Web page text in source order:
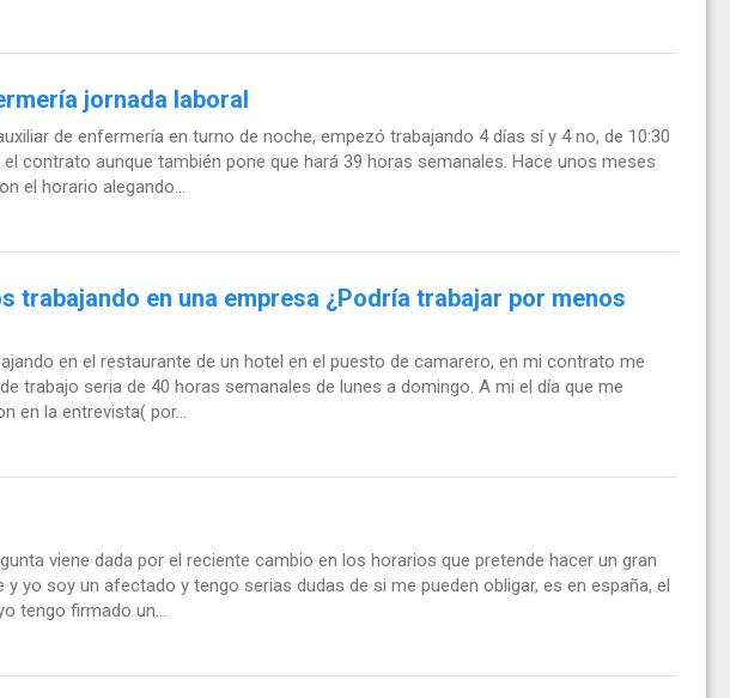
jornada laboral
de enfermería en turno de noche, empezó trabajando 4 días sí y 4 no, de 10:30
el contrato aunque también pone que hará 39 horas semanales. Hace unos meses
el horario alegando...
trabajando en una empresa ¿Podría trabajar por menos
en el restaurante de un hotel en el puesto de camarero, en mi contrato me
trabajo seria de 40 horas semanales de lunes a domingo. A mi el día que me
en la entrevista( por...
viene dada por el reciente cambio en los horarios que pretende hacer un gran
yo soy un afectado y tengo serias dudas de si me pueden obligar, es en españa, el
tengo firmado un...